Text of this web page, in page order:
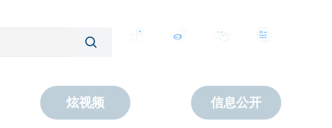
炫视频 信息公开